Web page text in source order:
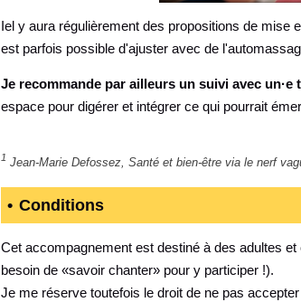
Iel y aura régulièrement des propositions de mise
est parfois possible d'ajuster avec de
Je recommande par ailleurs un suivi avec un·e
espace pour digérer et intégrer ce qui pourrait
1 Jean-Marie Defossez, Santé et bien-être via le nerf
Conditions
Cet accompagnement est destiné à des adultes
besoin de «savoir chanter» pour y participer !).
Je me réserve toutefois le droit de ne pas